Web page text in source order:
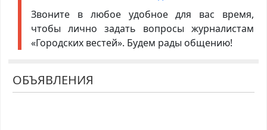
Звоните в любое удобное для вас время,
чтобы лично задать вопросы журналистам
«Городских вестей». Будем рады общению!
ОБЪЯВЛЕНИЯ